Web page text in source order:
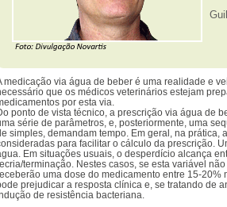
medicação via água de beber é uma realidade e
que os médicos veterinários estejam
por esta via.
ponto de vista técnico, a prescrição via água de
série de parâmetros, e, posteriormente, uma
simples, demandam tempo. Em geral, na prática,
para facilitar o cálculo da prescrição.
Em situações usuais, o desperdício alcança
terminação. Nestes casos, se esta variável
uma dose do medicamento entre 15-20%
prejudicar a resposta clínica e, se tratando de
de resistência bacteriana.